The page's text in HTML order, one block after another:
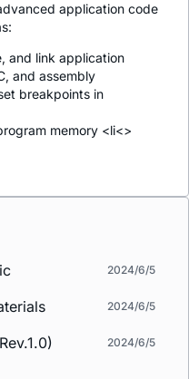
application code
and link application
and assembly
breakpoints in
memory <li<>
2024/6/5
2024/6/5
2024/6/5